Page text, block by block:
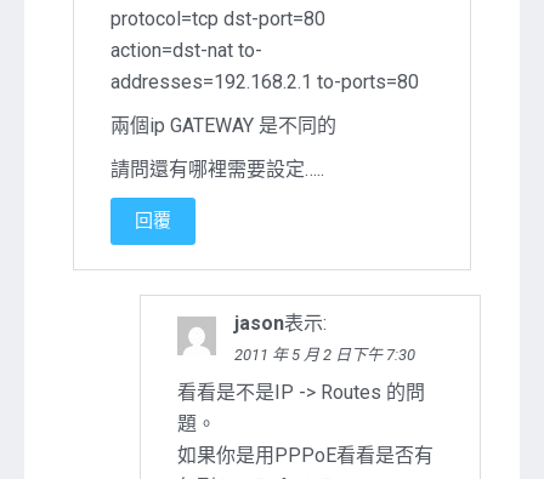
protocol=tcp dst-port=80
action=dst-nat to-
addresses=192.168.2.1 to-ports=80
兩個ip GATEWAY 是不同的
請問還有哪裡需要設定…..
回覆
jason表示:
2011 年 5 月 2 日下午 7:30
看看是不是IP -> Routes 的問
題。
如果你是用PPPoE看看是否有